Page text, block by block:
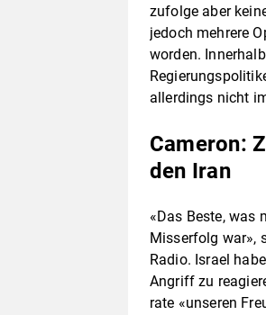
zufolge aber
jedoch mehrere
worden.
allerdings nicht
Cameron:
den Iran
«Das Beste, was
Misserfolg war»,
Radio. Israel
Angriff zu
rate «unseren